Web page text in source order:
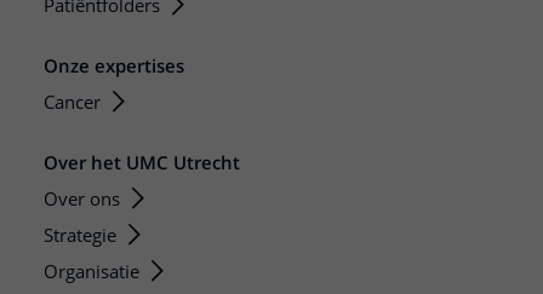
Patiëntfolders
Onze expertises
Cancer
Over het UMC Utrecht
Over ons
Strategie
Organisatie